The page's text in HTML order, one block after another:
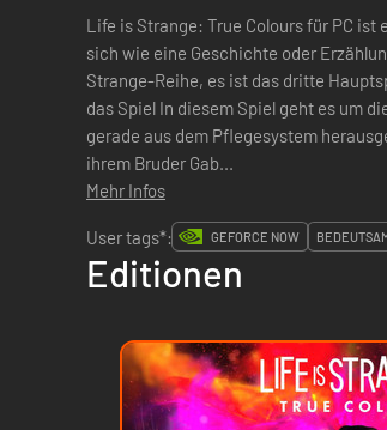
Life is Strange: True Colours für PC
sich wie eine Geschichte oder
Strange-Reihe, es ist das dritte
das Spiel In diesem Spiel geht es um
gerade aus dem Pflegesystem
ihrem Bruder Gab...
Mehr Infos
User tags*:
GEFORCE NOW
Editionen